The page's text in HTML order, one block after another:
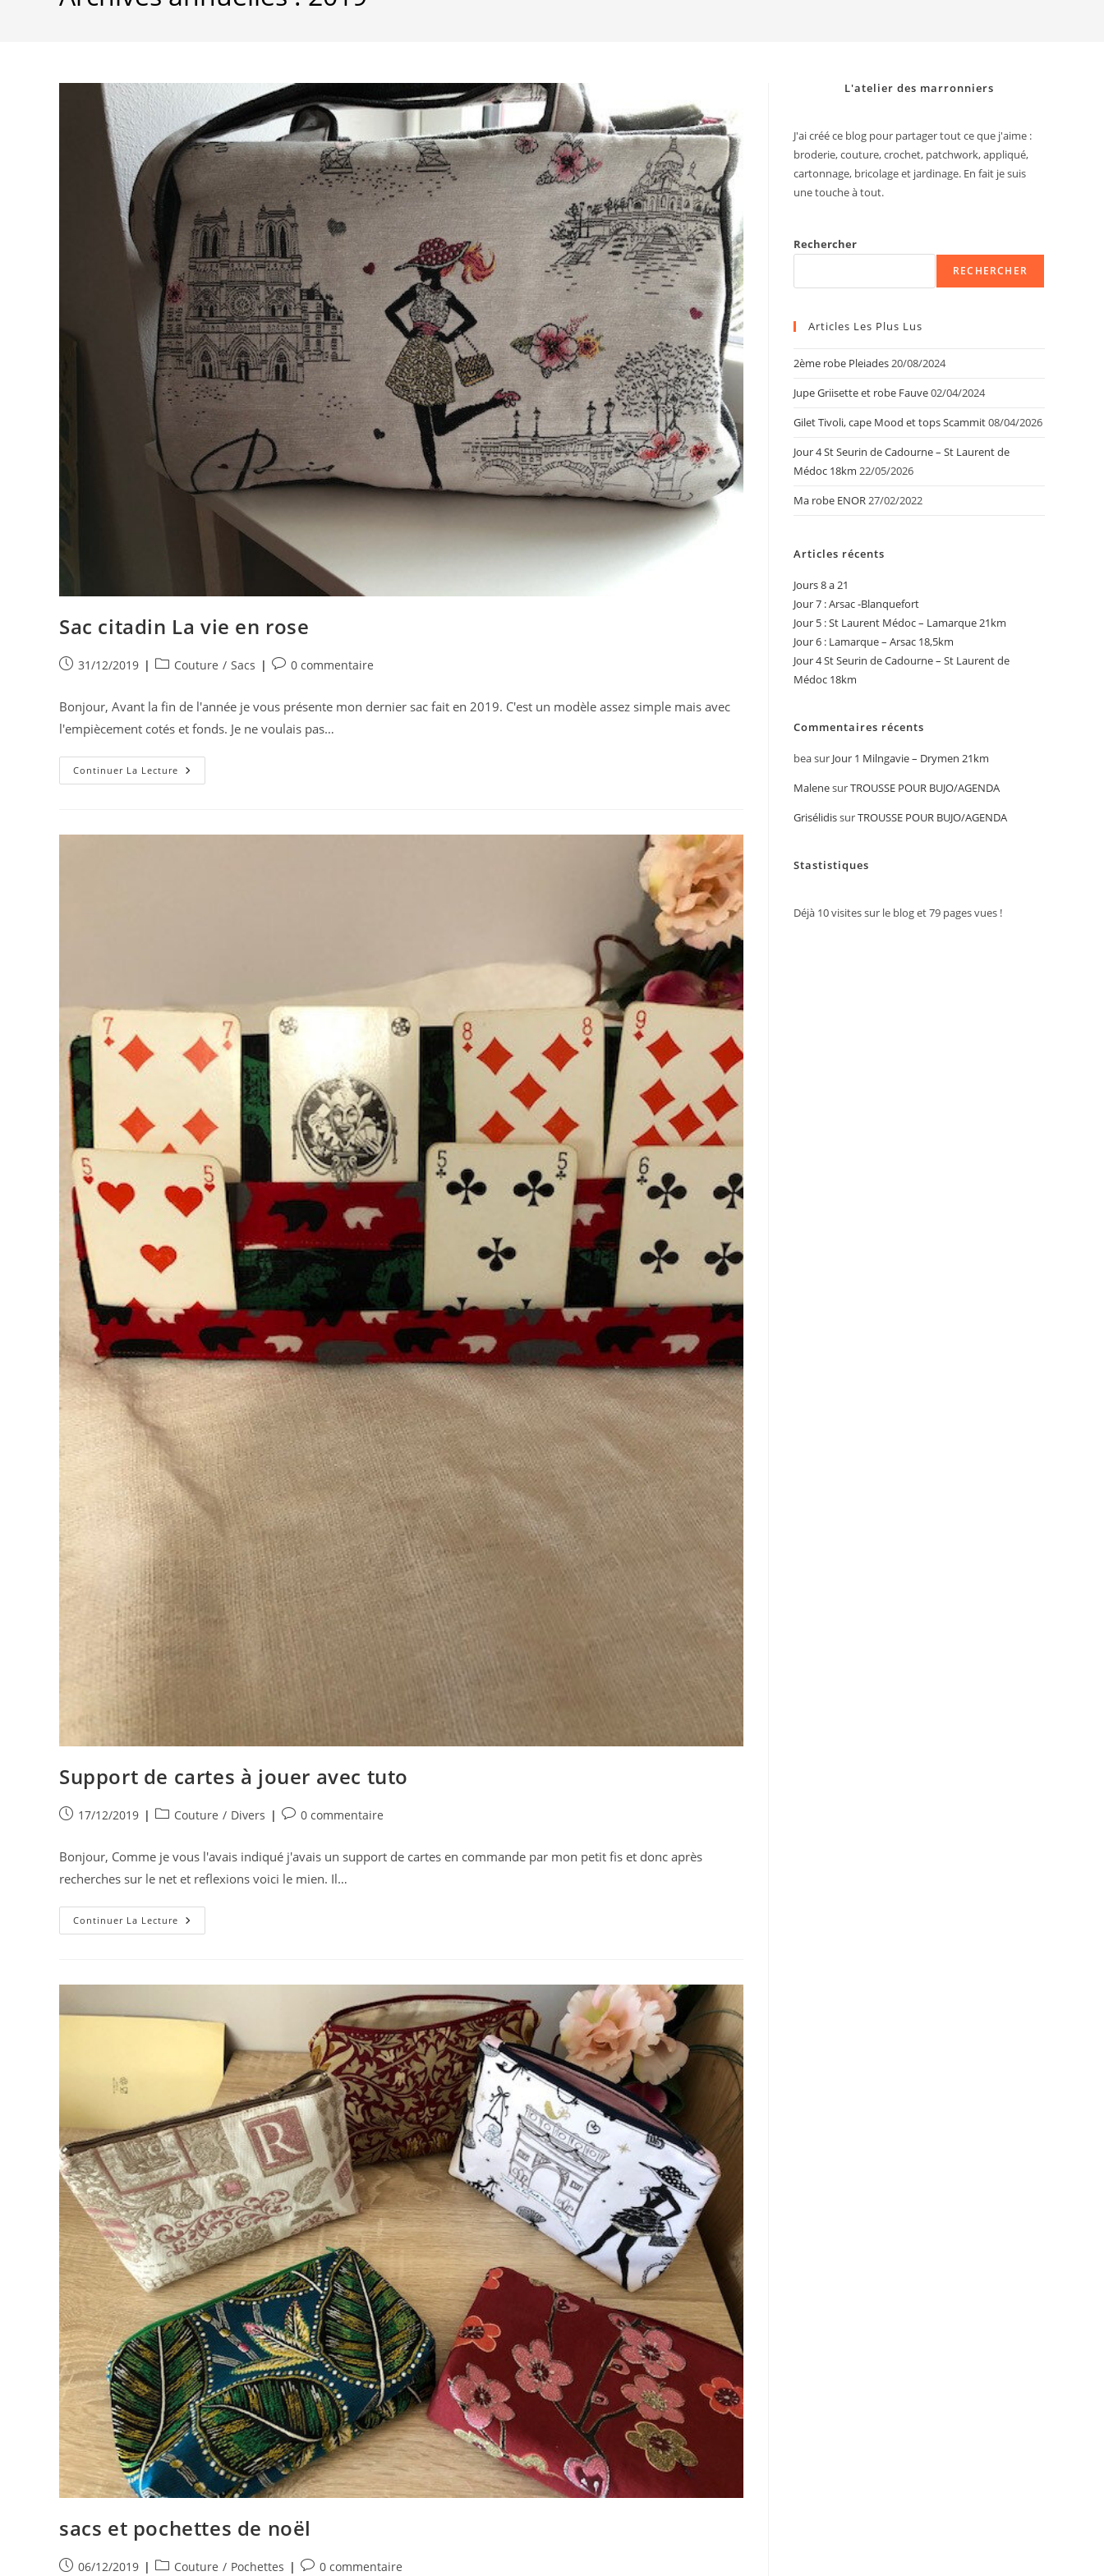
Sac citadin La vie en rose
Publication
31/12/2019
PostCouture / Sacs
Commentaires
publication :
0 commentaire
Bonjour, Avant la fin de l'année je vous présente mon dernier sac fait en 2019. C'est un modèle assez simple mais avec
l'empiècement cotés et fonds. Je ne voulais pas…
Continuer La Lecture Sac
Citadin
Support de cartes à jouer avec tuto
Publication
17/12/2019
PostCouture / Divers
Commentaires
la
publication :
0 commentaire
Bonjour, Comme je vous l'avais indiqué j'avais un support de cartes en commande par mon petit fis et donc après
recherches sur le net et reflexions voici le mien. Il…
Continuer La Lecture Support
De
Tuto
sacs et pochettes de noël
Publication
06/12/2019
PostCouture / Pochettes
Commentaires
0 commentaire
L'atelier des marronniers
J'ai créé ce blog pour partager tout ce que j'aime :
broderie, couture, crochet, patchwork, appliqué,
cartonnage, bricolage et jardinage. En fait je suis
une touche à tout.
Rechercher
RECHERCHER
Articles Les Plus Lus
2ème robe Pleiades20/08/2024
Jupe Griisette et robe Fauve02/04/2024
Gilet Tivoli, cape Mood et tops Scammit08/04/2026
Jour 4 St Seurin de Cadourne – St Laurent de
Médoc 18km 22/05/2026
Ma robe ENOR27/02/2022
Articles récents
Jours 8 a 21
Jour 7 : Arsac -Blanquefort
Jour 5 : St Laurent Médoc – Lamarque 21km
Jour 6 : Lamarque – Arsac 18,5km
Jour 4 St Seurin de Cadourne – St Laurent de
Médoc 18km
Commentaires récents
beasur Jour 1 Milngavie – Drymen 21km
MalenesurTROUSSE POUR BUJO/AGENDA
GrisélidissurTROUSSE POUR BUJO/AGENDA
Stastistiques
Déjà 10visites sur le blog et79 pages vues !